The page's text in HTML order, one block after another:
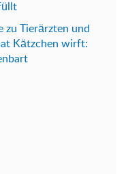
zu Tierärzten und
Kätzchen wirft: